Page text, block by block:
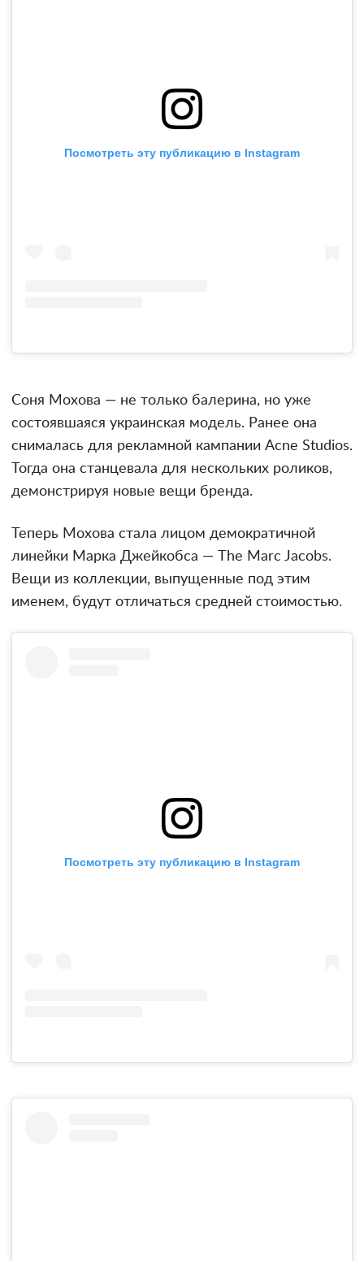
Посмотреть эту публикацию в Instagram
Соня Мохова — не только балерина, но уже
состоявшаяся украинская модель. Ранее она
снималась для рекламной кампании Acne Studios.
Тогда она станцевала для нескольких роликов,
демонстрируя новые вещи бренда.
Теперь Мохова стала лицом демократичной
линейки Марка Джейкобса — The Marc Jacobs.
Вещи из коллекции, выпущенные под этим
именем, будут отличаться средней стоимостью.
Посмотреть эту публикацию в Instagram